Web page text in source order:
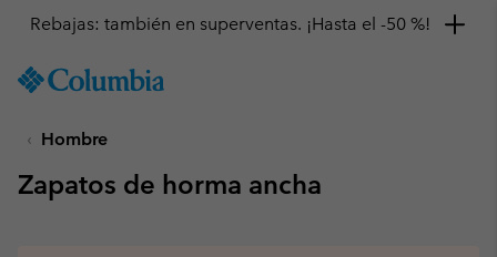
TO
SKIP
MAIN
NAV
Rebajas: también en superventas. ¡Hasta el -50 %!
Hombre
Zapatos de horma ancha